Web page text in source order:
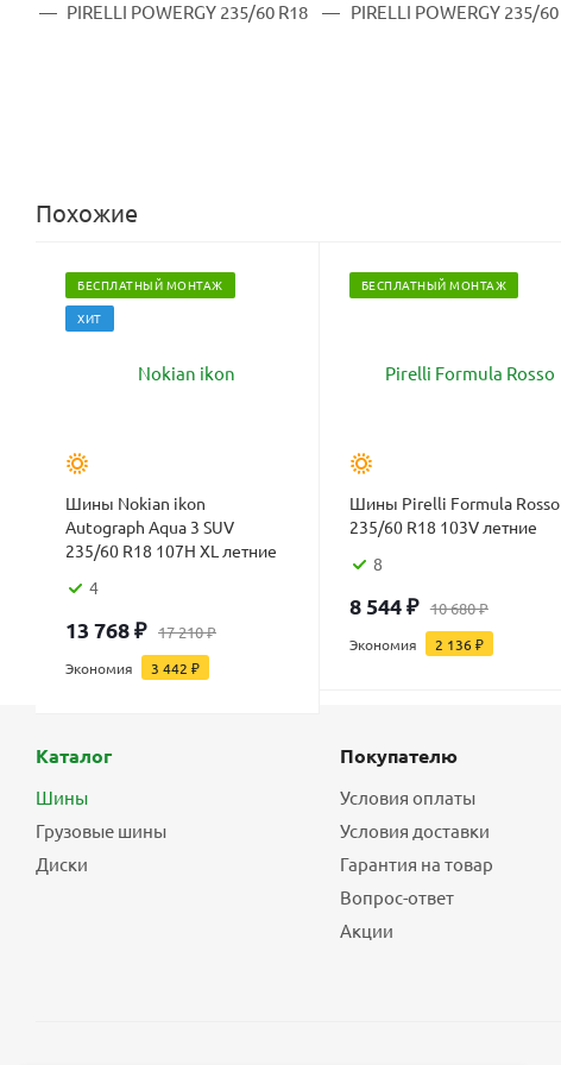
Похожие
БЕСПЛАТНЫЙ МОНТАЖ
ХИТ
Шины Nokian ikon
Autograph Aqua 3 SUV
235/60 R18 107H XL летние
4
13 768₽ 17 210₽
Экономия 3 442 ₽
БЕСПЛАТНЫЙ МОНТАЖ
Шины Pirelli Formula Rosso
235/60 R18 103V летние
8
8 544₽ 10 680₽
Экономия 2 136₽
Каталог
Шины
Грузовые шины
Диски
Покупателю
Условия оплаты
Условия доставки
Гарантия на товар
Вопрос-ответ
Акции